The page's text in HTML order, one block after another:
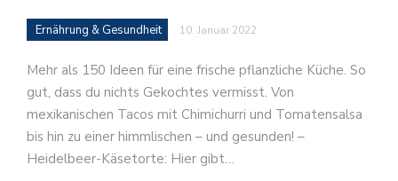
Ernährung & Gesundheit 10. Januar 2022
Mehr als 150 Ideen für eine frische pflanzliche Küche. So
gut, dass du nichts Gekochtes vermisst. Von
mexikanischen Tacos mit Chimichurri und Tomatensalsa
bis hin zu einer himmlischen – und gesunden! –
Heidelbeer-Käsetorte: Hier gibt…